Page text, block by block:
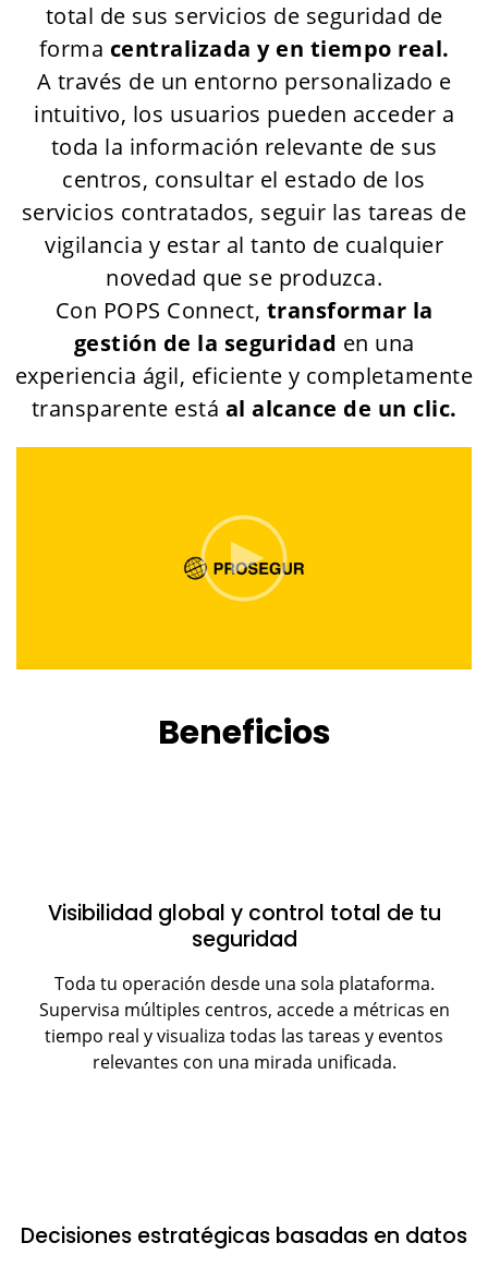
total de sus servicios de seguridad de
forma centralizada y en tiempo real.
A través de un entorno personalizado e
intuitivo, los usuarios pueden acceder a
toda la información relevante de sus
centros, consultar el estado de los
servicios contratados, seguir las tareas de
vigilancia y estar al tanto de cualquier
novedad que se produzca.
Con POPS Connect, transformar la
gestión de la seguridad en una
experiencia ágil, eficiente y completamente
transparente está al alcance de un clic.
Beneficios
Visibilidad global y control total de tu
seguridad
Toda tu operación desde una sola plataforma.
Supervisa múltiples centros, accede a métricas en
tiempo real y visualiza todas las tareas y eventos
relevantes con una mirada unificada.
Decisiones estratégicas basadas en datos